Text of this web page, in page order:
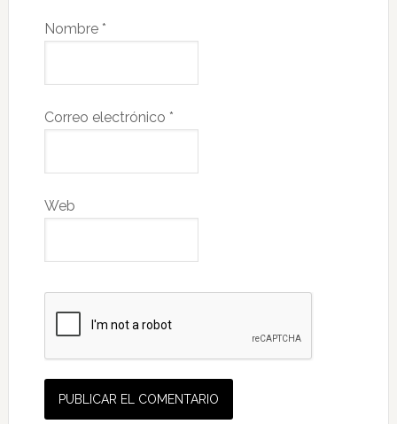
Nombre *
Correo electrónico *
Web